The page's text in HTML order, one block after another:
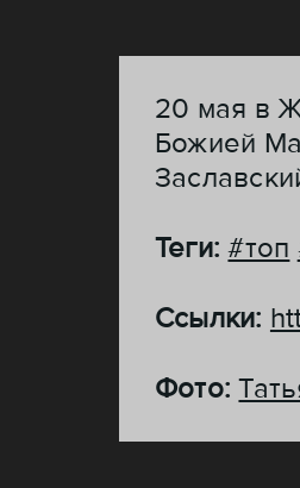
20 мая в
Божией
Теги:#топ
Ссылки:
Фото: